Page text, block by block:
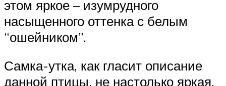
этом яркое – изумрудного
насыщенного оттенка с белым
“ошейником”.
Самка-утка, как гласит описание
данной птицы, не настолько яркая.